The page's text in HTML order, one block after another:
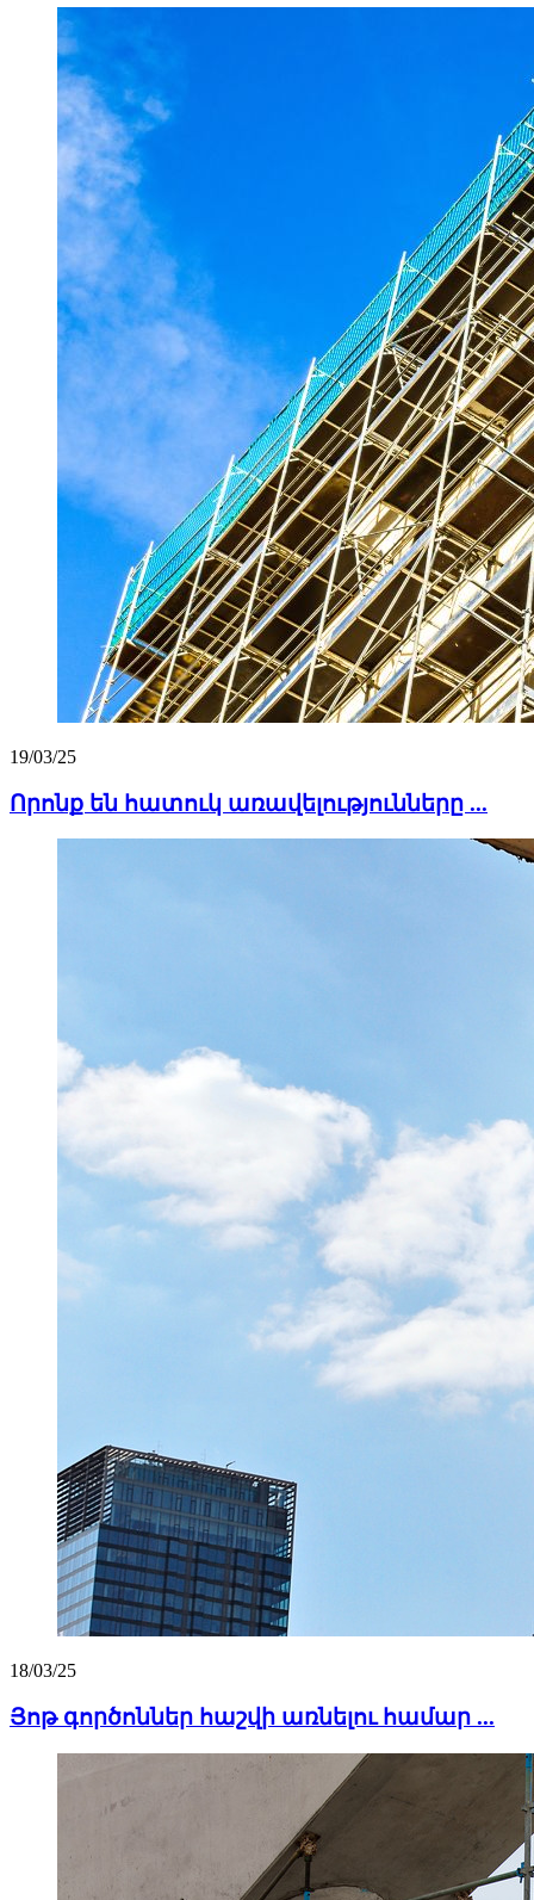
19/03/25
Որոնք են հատուկ առավելությունները ...
18/03/25
Յոթ գործոններ հաշվի առնելու համար ...